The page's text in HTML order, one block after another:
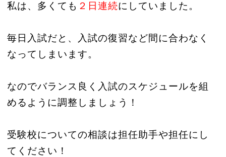
私は、多くても ２日連続にしていました。
毎日入試だと、入試の復習など間に合わなく
なってしまいます。
なのでバランス良く入試のスケジュールを組
めるように調整しましょう！
受験校についての相談は担任助手や担任にし
てください！